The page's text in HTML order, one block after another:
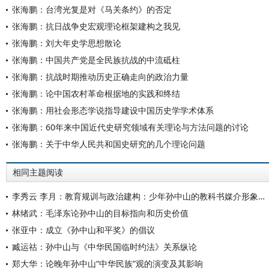
张海鹏：台湾光复是对《马关条约》的否定
张海鹏：抗日战争史宏观理论框架建构之我见
张海鹏：刘大年史学思想散论
张海鹏：中国共产党是全民族抗战的中流砥柱
张海鹏：抗战时期推动历史正确走向的政治力量
张海鹏：论中国农村革命根据地的实践和终结
张海鹏：用社会形态学说指导建设中国历史学学术体系
张海鹏：60年来中国近代史研究领域有关理论与方法问题的讨论
张海鹏：关于中华人民共和国史研究的几个理论问题
相同主题阅读
李秀云 李月：教育规训与政治建构：少年孙中山的教科书媒介形象塑造
林绪武：毛泽东论孙中山的目标指向和历史价值
张亚中：成立《孙中山和平奖》的倡议
臧运祜：孙中山与《中华民国临时约法》关系纵论
郑大华：论晚年孙中山“中华民族”观的演变及其影响